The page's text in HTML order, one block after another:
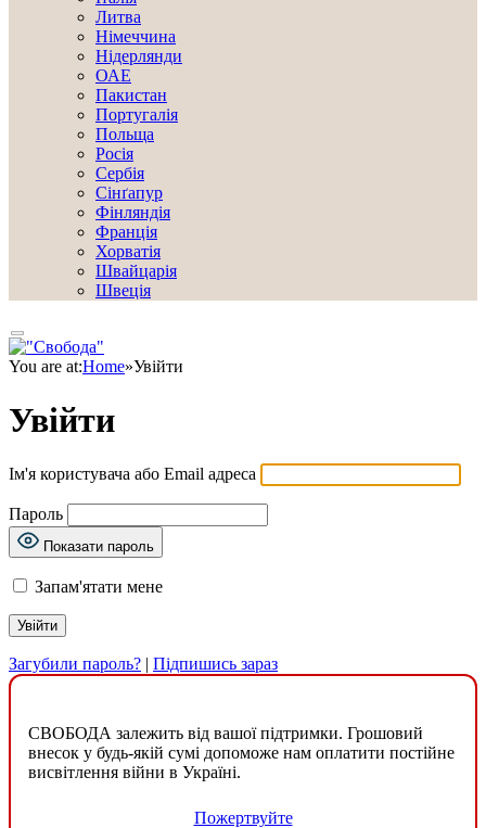
Литва
Німеччина
Нідерлянди
ОАЕ
Пакистан
Португалія
Польща
Росія
Сербія
Сінґапур
Фінляндія
Франція
Хорватія
Швайцарія
Швеція
You are at:Home»Увійти
Увійти
Ім'я користувача або Email адреса
Пароль
Показати пароль
Запам'ятати мене
Загубили пароль? | Підпишись зараз
СВОБОДА залежить від вашої підтримки. Грошовий
внесок у будь-якій сумі допоможе нам оплатити постійне
висвітлення війни в Україні.
Пожертвуйте